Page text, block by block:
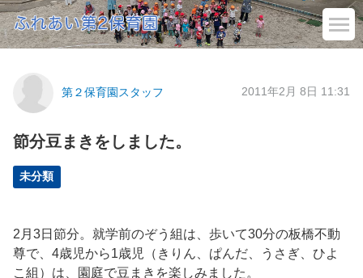
第２保育園スタッフ 2011年2月 8日 11:31
節分豆まきをしました。
未分類
2月3日節分。就学前のぞう組は、歩いて30分の板橋不動
尊で、4歳児から1歳児（きりん、ぱんだ、うさぎ、ひよ
こ組）は、園庭で豆まきを楽しみました。